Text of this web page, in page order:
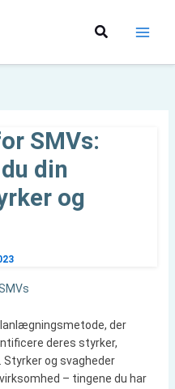
Søg
SMVs:
din
og
der
deres styrker,
Styrker og svagheder
– tingene du har